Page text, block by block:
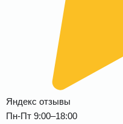
Яндекс отзывы
Пн-Пт 9:00–18:00